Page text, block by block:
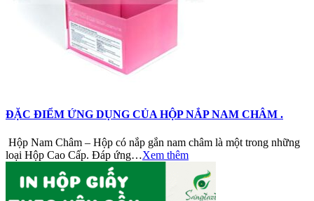
ĐẶC ĐIỂM ỨNG DỤNG CỦA HỘP NẮP NAM CHÂM .
Hộp Nam Châm – Hộp có nắp gắn nam châm là một trong những
loại Hộp Cao Cấp. Đáp ứng…Xem thêm